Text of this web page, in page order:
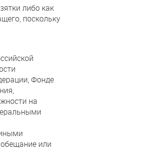
либо как
поскольку
Фонде
на
или